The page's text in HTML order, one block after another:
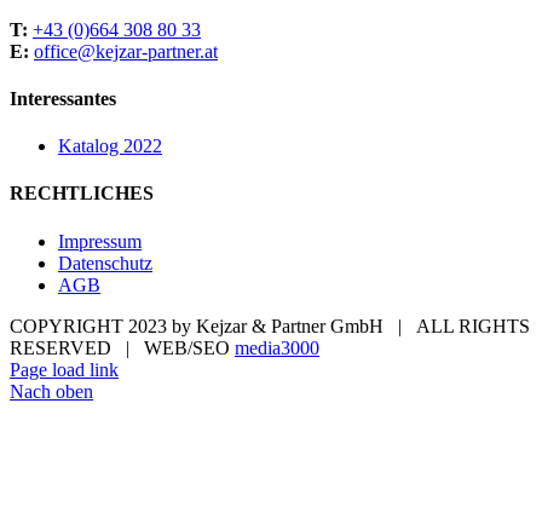
T: +43 (0)664 308 80 33
E: office@kejzar-partner.at
Interessantes
Katalog 2022
RECHTLICHES
Impressum
Datenschutz
AGB
COPYRIGHT 2023 by Kejzar & Partner GmbH | ALL RIGHTS
RESERVED | WEB/SEO media3000
Page load link
Nach oben